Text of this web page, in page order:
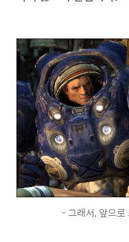
- 그래서, 앞으